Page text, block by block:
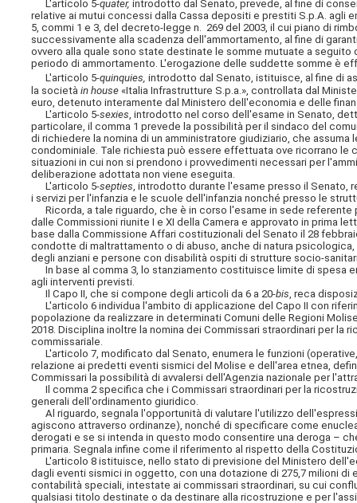
L'articolo 5-quater,introdotto dal Senato, prevede, al fine di
relative ai mutui concessi dalla Cassa depositi e prestiti S.p.A.
5, commi 1 e 3, del decreto-legge n. 269 del 2003, il cui piano di
successivamente alla scadenza dell'ammortamento, al fine di
ovvero alla quale sono state destinate le somme mutuate a
periodo di ammortamento. L'erogazione delle suddette somme è
L'articolo 5-quinquies,introdotto dal Senato, istituisce, al fine di
la societàin house «Italia Infrastrutture S.p.a.», controllata dal
euro, detenuto interamente dal Ministero dell'economia e delle
L'articolo 5-sexies , introdotto nel corso dell'esame in Senato,
particolare, il comma 1 prevede la possibilità per il sindaco del
di richiedere la nomina di un amministratore giudiziario, che
condominiale. Tale richiesta può essere effettuata ove ricorrano le
situazioni in cui non si prendono i provvedimenti necessari per
deliberazione adottata non viene eseguita.
L'articolo 5-septies , introdotto durante l'esame presso il
i servizi per l'infanzia e le scuole dell'infanzia nonché presso le
Ricorda, a tale riguardo, che è in corso l'esame in sede
dalle Commissioni riunite I e XI della Camera e approvato in prima
base dalla Commissione Affari costituzionali del Senato il 28
condotte di maltrattamento o di abuso, anche di natura
degli anziani e persone con disabilità ospiti di strutture socio-
In base al comma 3, lo stanziamento costituisce limite di spesa
agli interventi previsti.
Il Capo II, che si compone degli articoli da 6 a 20-bis , reca
L'articolo 6 individua l'ambito di applicazione del Capo II con
popolazione da realizzare in determinati Comuni delle Regioni
2018. Disciplina inoltre la nomina dei Commissari straordinari per
commissariale.
L'articolo 7, modificato dal Senato, enumera le funzioni
relazione ai predetti eventi sismici del Molise e dell'area etnea,
Commissari la possibilità di avvalersi dell'Agenzia nazionale per
Il comma 2 specifica che i Commissari straordinari per la
generali dell'ordinamento giuridico.
Al riguardo, segnala l'opportunità di valutare l'utilizzo
agiscono attraverso ordinanze), nonché di specificare come
derogati e se si intenda in questo modo consentire una deroga –
primaria. Segnala infine come il riferimento al rispetto della
L'articolo 8 istituisce, nello stato di previsione del Ministero
dagli eventi sismici in oggetto, con una dotazione di 275,7 milioni
contabilità speciali, intestate ai commissari straordinari, su cui
qualsiasi titolo destinate o da destinare alla ricostruzione e per